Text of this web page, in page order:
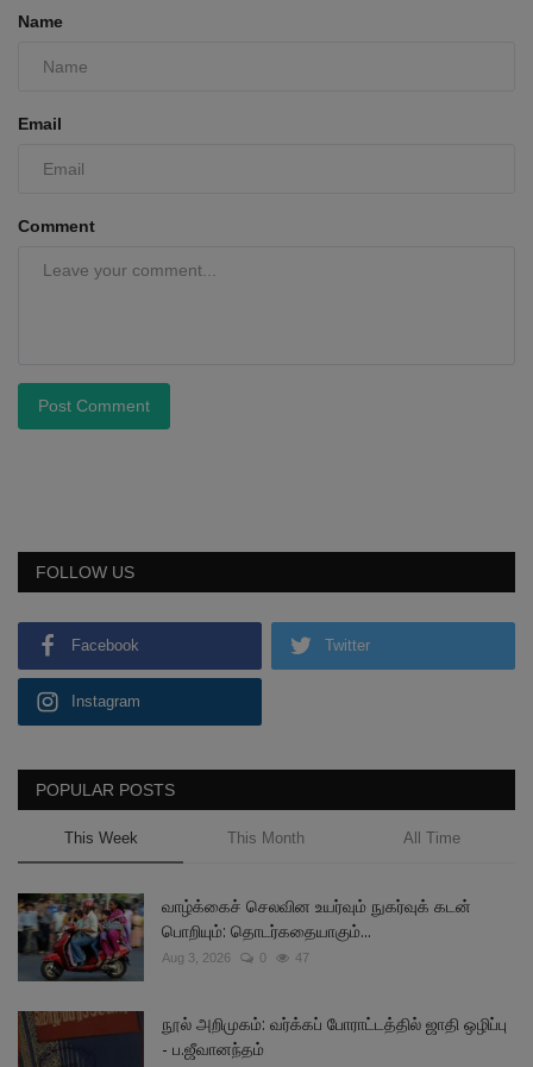
Name
Email
Comment
Post Comment
FOLLOW US
Facebook Twitter
Instagram
POPULAR POSTS
This Week This Month All Time
வாழ்க்கைச் செலவின உயர்வும் நுகர்வுக் கடன்
பொறியும்: தொடர்கதையாகும்...
Aug 3, 2026 0 47
நூல் அறிமுகம்: வர்க்கப் போராட்டத்தில் ஜாதி ஒழிப்பு
- ப.ஜீவானந்தம்